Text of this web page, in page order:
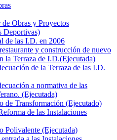
Obras y Proyectos
Deportivas)
de las I.D. en 2006
y construcción de nuevo
la Terraza de I.D.(Ejecutada)
de la Terraza de las I.D.
a normativa de las
(Ejecutada)
de Transformación (Ejecutado)
de las Instalaciones
Polivalente (Ejecutada)